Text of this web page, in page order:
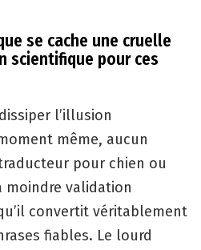
se cache une cruelle
scientifique pour ces
l’illusion
même, aucun
pour chien ou
moindre validation
convertit véritablement
fiables. Le lourd